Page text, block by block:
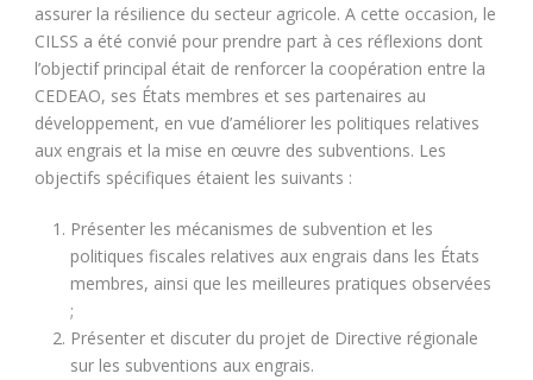
assurer la résilience du secteur agricole. A cette occasion, le
CILSS a été convié pour prendre part à ces réflexions dont
l’objectif principal était de renforcer la coopération entre la
CEDEAO, ses États membres et ses partenaires au
développement, en vue d’améliorer les politiques relatives
aux engrais et la mise en œuvre des subventions. Les
objectifs spécifiques étaient les suivants :
Présenter les mécanismes de subvention et les
politiques fiscales relatives aux engrais dans les États
membres, ainsi que les meilleures pratiques observées
;
Présenter et discuter du projet de Directive régionale
sur les subventions aux engrais.